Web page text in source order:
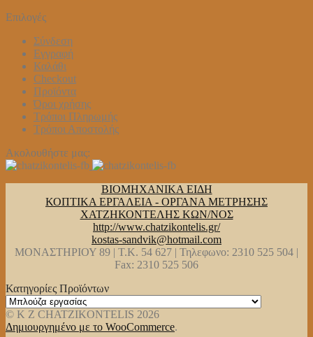
Επιλογές
Σύνδεση
Εγγραφή
Καλάθι
Checkout
Προϊόντα
Όροι χρήσης
Τρόποι Πληρωμής
Τρόποι Αποστολής
Ακολουθήστε μας:
ΒΙΟΜΗΧΑΝΙΚΑ ΕΙΔΗ
ΚΟΠΤΙΚΑ ΕΡΓΑΛΕΙΑ - ΟΡΓΑΝΑ ΜΕΤΡΗΣΗΣ
ΧΑΤΖΗΚΟΝΤΕΛΗΣ ΚΩΝ/ΝΟΣ
http://www.chatzikontelis.gr/
kostas-sandvik@hotmail.com
ΜΟΝΑΣΤΗΡΙΟΥ 89 | Τ.Κ. 54 627 | Τηλεφωνο: 2310 525 504 |
Fax: 2310 525 506
Κατηγορίες Προϊόντων
© K Z CHATZIKONTELIS 2026
Δημιουργημένο με το WooCommerce.